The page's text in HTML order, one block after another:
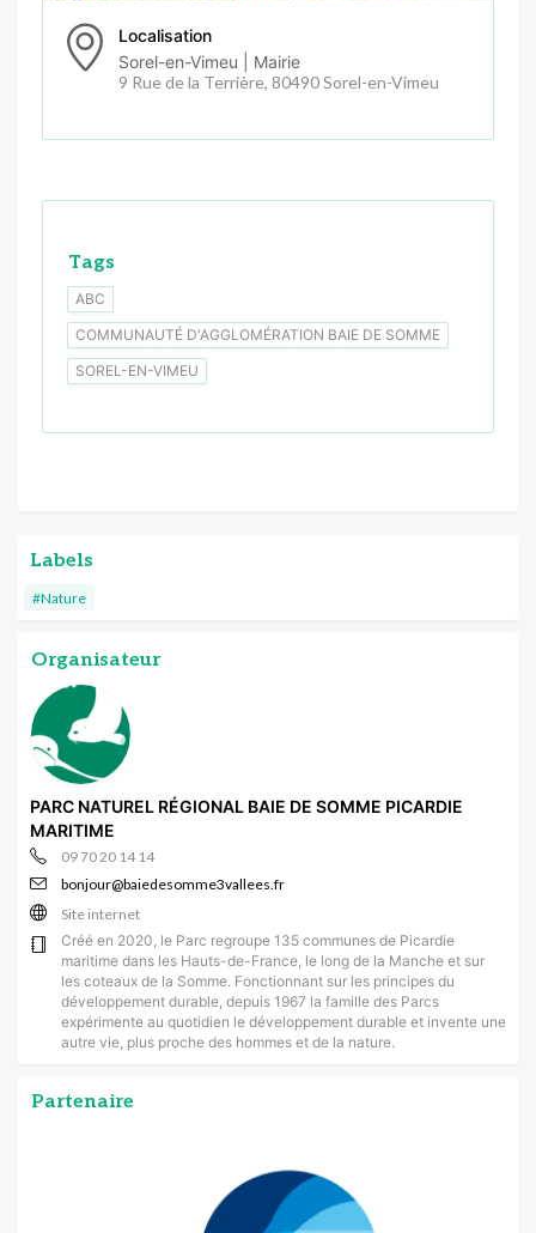
Localisation
Sorel-en-Vimeu | Mairie
9 Rue de la Terrière, 80490 Sorel-en-Vimeu
Tags
ABC
COMMUNAUTÉ D'AGGLOMÉRATION BAIE DE SOMME
SOREL-EN-VIMEU
Labels
#Nature
Organisateur
PARC NATUREL RÉGIONAL BAIE DE SOMME PICARDIE
MARITIME
09 70 20 14 14
bonjour@baiedesomme3vallees.fr
Site internet
Créé en 2020, le Parc regroupe 135 communes de Picardie
maritime dans les Hauts-de-France, le long de la Manche et sur
les coteaux de la Somme. Fonctionnant sur les principes du
développement durable, depuis 1967 la famille des Parcs
expérimente au quotidien le développement durable et invente une
autre vie, plus proche des hommes et de la nature.
Partenaire